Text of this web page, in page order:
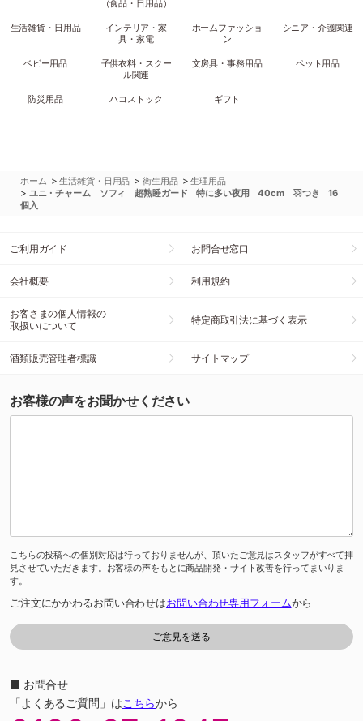
（食品・日用品）
生活雑貨・日用品
インテリア・家
具・家電
ホームファッショ
ン
シニア・介護関連
ベビー用品
子供衣料・スクー
ル関連
文房具・事務用品 ペット用品
防災用品 ハコストック ギフト
ホーム >生活雑貨・日用品 >衛生用品 >生理用品
> ユニ・チャーム ソフィ 超熟睡ガード 特に多い夜用 40cm 羽つき 16
個入
ご利用ガイド お問合せ窓口
会社概要 利用規約
お客さまの個人情報の
取扱いについて
特定商取引法に基づく表示
酒類販売管理者標識 サイトマップ
お客様の声をお聞かせください
こちらの投稿への個別対応は行っておりませんが、頂いたご意見はスタッフがすべて拝
見させていただきます。お客様の声をもとに商品開発・サイト改善を行ってまいりま
す。
ご注文にかかわるお問い合わせはお問い合わせ専用フォームから
■ お問合せ
「よくあるご質問」はこちらから